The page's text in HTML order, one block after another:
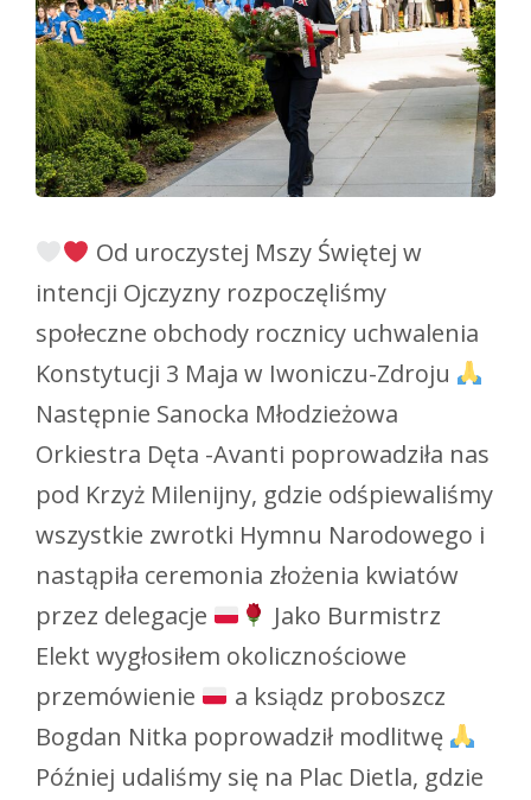
Od uroczystej Mszy Świętej w
intencji Ojczyzny rozpoczęliśmy
społeczne obchody rocznicy uchwalenia
Konstytucji 3 Maja w Iwoniczu-Zdroju
Następnie Sanocka Młodzieżowa
Orkiestra Dęta -Avanti poprowadziła nas
pod Krzyż Milenijny, gdzie odśpiewaliśmy
wszystkie zwrotki Hymnu Narodowego i
nastąpiła ceremonia złożenia kwiatów
przez delegacje
Jako Burmistrz
Elekt wygłosiłem okolicznościowe
przemówienie
a ksiądz proboszcz
Bogdan Nitka poprowadził modlitwę
Później udaliśmy się na Plac Dietla, gdzie